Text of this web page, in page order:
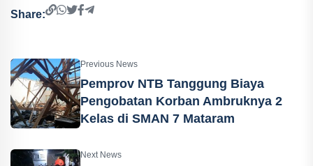
Share:
Previous News
Pemprov NTB Tanggung Biaya
Pengobatan Korban Ambruknya 2
Kelas di SMAN 7 Mataram
Next News